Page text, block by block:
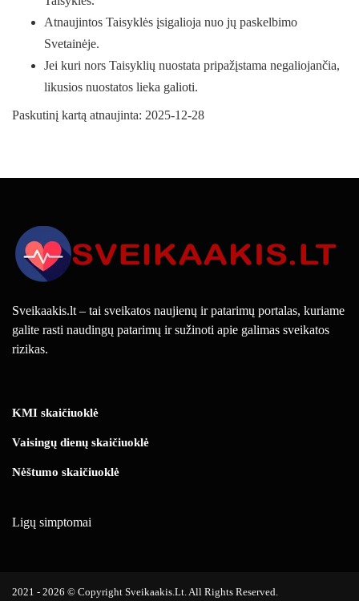
Atnaujintos Taisyklės įsigalioja nuo jų paskelbimo
Svetainėje.
Jei kuri nors Taisyklių nuostata pripažįstama negaliojančia,
likusios nuostatos lieka galioti.
Paskutinį kartą atnaujinta: 2025-12-28
Sveikaakis.lt – tai sveikatos naujienų ir patarimų portalas, kuriame
galite rasti naudingų patarimų ir sužinoti apie galimas sveikatos
rizikas.
KMI skaičiuoklė
Vaisingų dienų skaičiuoklė
Nėštumo skaičiuoklė
Ligų simptomai
2021 - 2026 © Copyright Sveikaakis.lt. All Rights Reserved.